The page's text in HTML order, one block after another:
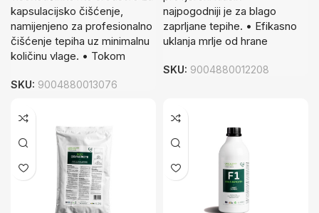
kapsulacijsko čišćenje,
namijenjeno za profesionalno
čišćenje tepiha uz minimalnu
količinu vlage. • Tokom
SKU: 9004880013076
najpogodniji je za blago
zaprljane tepihe. • Efikasno
uklanja mrlje od hrane
SKU: 9004880012208